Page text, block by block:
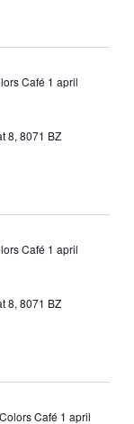
Café 1 april
8, 8071 BZ
Café 1 april
8, 8071 BZ
Café 1 april